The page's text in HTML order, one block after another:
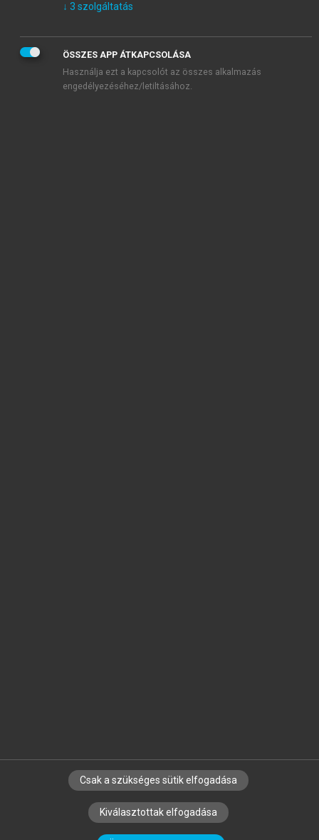
KIPRÓBÁLOM
SZERZŐKNEK CÉGEKNEK KÖNYVTÁROSOKNAK
SZERKESZTÉSI ÉS LEKTORÁLÁSI ALAPELVEK
↓ 3 szolgáltatás
ÖSSZES APP ÁTKAPCSOLÁSA
Használja ezt a kapcsolót az összes alkalmazás
engedélyezéséhez/letiltásához.
Csak a szükséges sütik elfogadása
Kiválasztottak elfogadása